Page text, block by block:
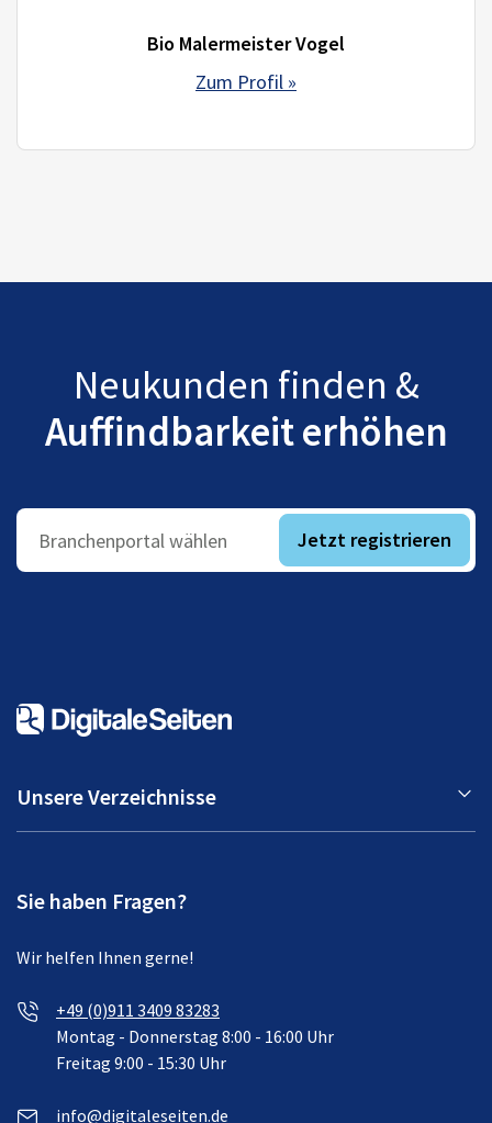
Bio Malermeister Vogel
Zum Profil »
Neukunden finden &
Auffindbarkeit erhöhen
Branchenportal wählen Jetzt registrieren
Unsere Verzeichnisse
Sie haben Fragen?
Wir helfen Ihnen gerne!
+49 (0)911 3409 83283
Montag - Donnerstag 8:00 - 16:00 Uhr
Freitag 9:00 - 15:30 Uhr
info@digitaleseiten.de